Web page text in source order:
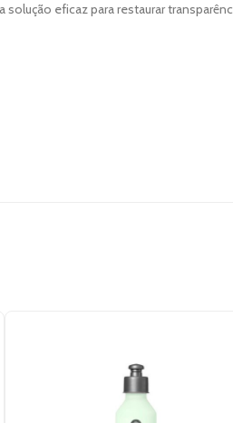
eficaz para restaurar